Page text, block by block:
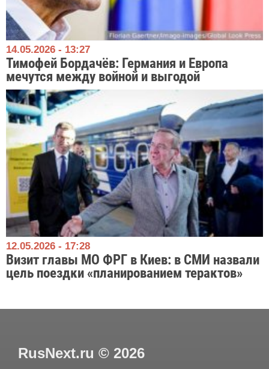
14.05.2026 - 13:27
Тимофей Бордачёв: Германия и Европа
мечутся между войной и выгодой
12.05.2026 - 17:28
Визит главы МО ФРГ в Киев: в СМИ назвали
цель поездки «планированием терактов»
RusNext.ru © 2026